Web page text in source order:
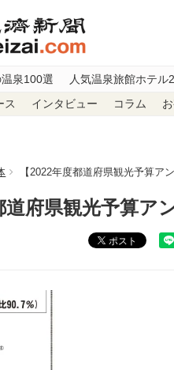
泉100選 人気温泉旅館ホテル
ス インタビュー コラム
【2022年度都道府県観光予算ア
道府県観光予算ア
ポスト